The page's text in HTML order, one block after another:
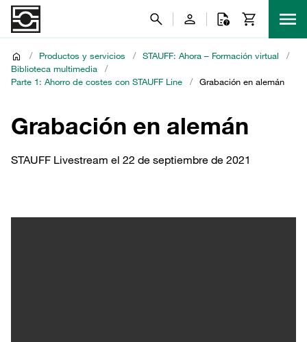
/ Productos y servicios / STAUFF: Ahora – Formación virtual
/
Biblioteca multimedia
/
Parte 1: Ahorro de costes con STAUFF Line
/ Grabación en alemán
Grabación en alemán
STAUFF Livestream el 22 de septiembre de 2021